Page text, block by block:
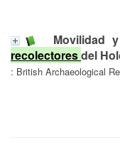
Movilidad
recolectoresdel
: British Archaeological